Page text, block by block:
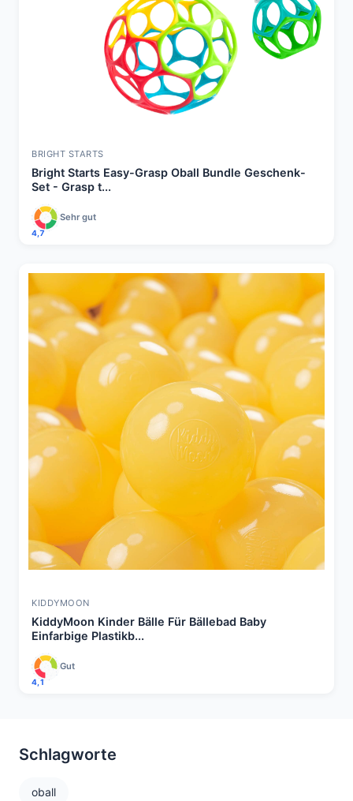
BRIGHT STARTS
Bright Starts Easy-Grasp Oball Bundle Geschenk-
Set - Grasp t...
4,7
Sehr gut
KIDDYMOON
KiddyMoon Kinder Bälle Für Bällebad Baby
Einfarbige Plastikb...
4,1
Gut
Schlagworte
oball